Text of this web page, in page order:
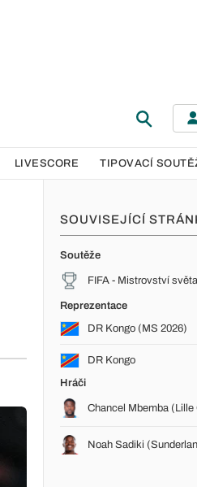
LIVESCORE TIPOVACÍ
SOUVISEJÍCÍ
Soutěže
FIFA - Mistrovství
Reprezentace
DR Kongo (MS 2026)
DR Kongo
Hráči
Chancel Mbemba (Lille
Noah Sadiki